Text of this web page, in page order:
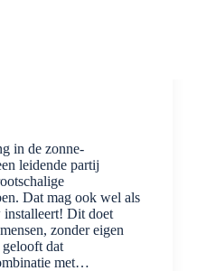
in de zonne-
leidende partij
Dat mag ook wel als
Dit doet
zonder eigen
dat
met…